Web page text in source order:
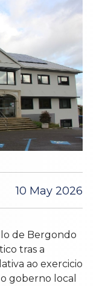
10 May 2026
de Bergondo
tras a
ao exercicio
goberno local